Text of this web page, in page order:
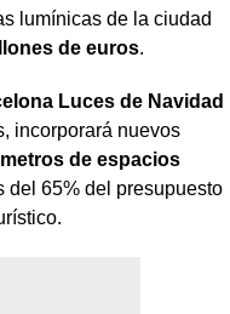
lumínicas de la ciudad
de euros.
Luces de Navidad
incorporará nuevos
de espacios
del 65% del presupuesto